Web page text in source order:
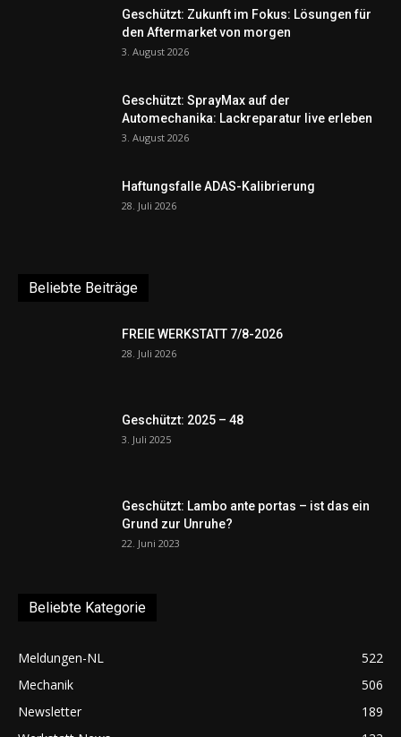
Geschützt: Zukunft im Fokus: Lösungen für
den Aftermarket von morgen
3. August 2026
Geschützt: SprayMax auf der
Automechanika: Lackreparatur live erleben
3. August 2026
Haftungsfalle ADAS-Kalibrierung
28. Juli 2026
Beliebte Beiträge
FREIE WERKSTATT 7/8-2026
28. Juli 2026
Geschützt: 2025 – 48
3. Juli 2025
Geschützt: Lambo ante portas – ist das ein
Grund zur Unruhe?
22. Juni 2023
Beliebte Kategorie
Meldungen-NL
522
Mechanik
506
Newsletter
189